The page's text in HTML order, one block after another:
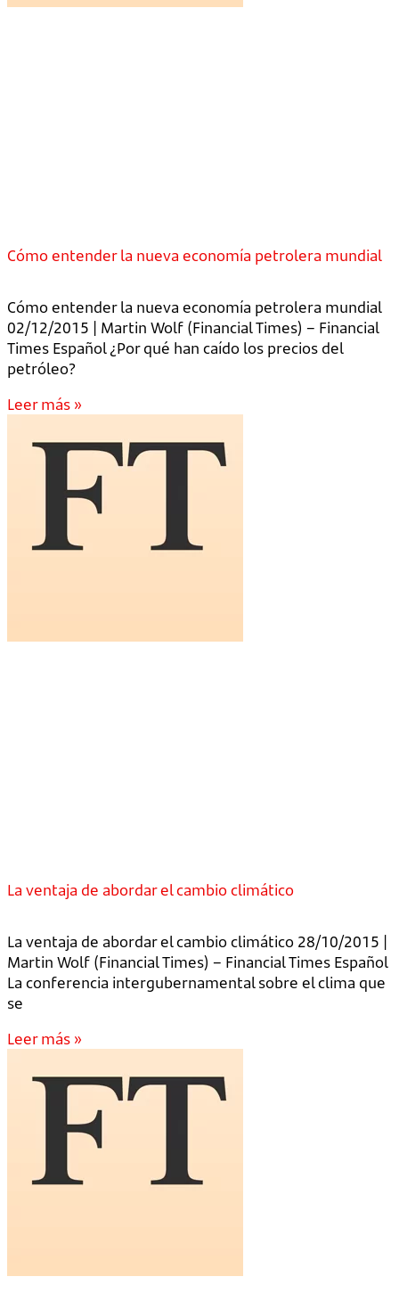
Cómo entender la nueva economía petrolera mundial
Cómo entender la nueva economía petrolera mundial
02/12/2015 | Martin Wolf (Financial Times) – Financial
Times Español ¿Por qué han caído los precios del
petróleo?
Leer más »
La ventaja de abordar el cambio climático
La ventaja de abordar el cambio climático 28/10/2015 |
Martin Wolf (Financial Times) – Financial Times Español
La conferencia intergubernamental sobre el clima que
se
Leer más »